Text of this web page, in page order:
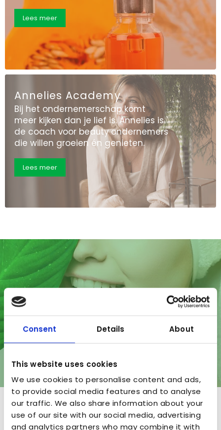
Consent Details About
This website uses cookies
We use cookies to personalise content and ads,
to provide social media features and to analyse
our traffic. We also share information about your
use of our site with our social media, advertising
and analytics partners who may combine it with
Lees meer
Annelies Academy
Bij het ondernemerschap komt
meer kijken dan je lief is. Annelies is
de coach voor beauty ondernemers
die willen groeien én genieten.
Lees meer